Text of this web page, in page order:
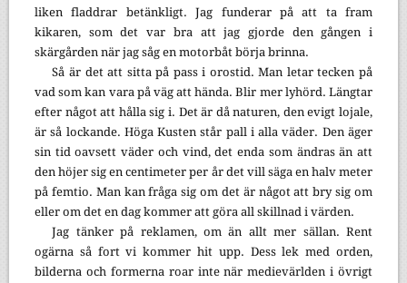
liken fladdrar betänkligt. Jag funderar på att ta fram
kikaren, som det var bra att jag gjorde den gången i
skärgården när jag såg en motorbåt börja brinna.
Så är det att sitta på pass i orostid. Man letar tecken på
vad som kan vara på väg att hända. Blir mer lyhörd. Längtar
efter något att hålla sig i. Det är då naturen, den evigt lojale,
är så lockande. Höga Kusten står pall i alla väder. Den äger
sin tid oavsett väder och vind, det enda som ändras än att
den höjer sig en centimeter per år det vill säga en halv meter
på femtio. Man kan fråga sig om det är något att bry sig om
eller om det en dag kommer att göra all skillnad i värden.
Jag tänker på reklamen, om än allt mer sällan. Rent
ogärna så fort vi kommer hit upp. Dess lek med orden,
bilderna och formerna roar inte när medievärlden i övrigt